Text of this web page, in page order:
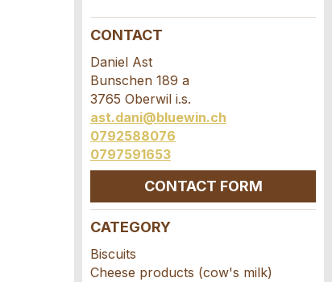
CONTACT
Daniel Ast
Bunschen 189 a
3765 Oberwil i.s.
ast.dani@bluewin.ch
0792588076
0797591653
CONTACT FORM
CATEGORY
Biscuits
Cheese products (cow's milk)